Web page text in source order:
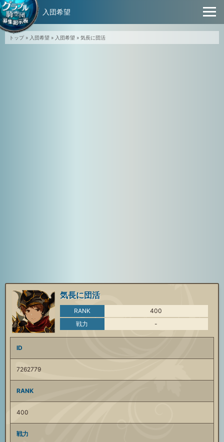
トップ» 入団希望 » 入団希望 » 気長に団活
気長に団活
RANK
400
戦力
-
ID
7262779
RANK
400
戦力
入団希望